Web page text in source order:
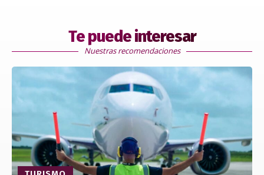
Te puede interesar
Nuestras recomendaciones